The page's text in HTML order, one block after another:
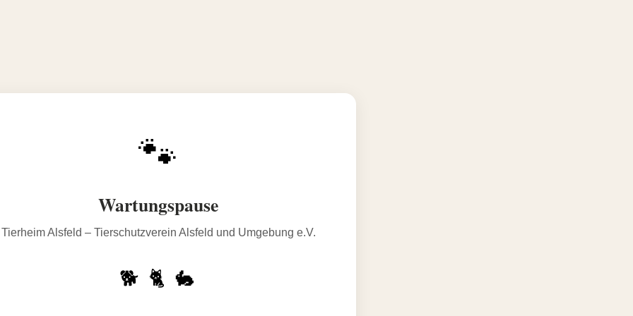
🐾
Wartungspause
Tierheim Alsfeld – Tierschutzverein Alsfeld und Umgebung e.V.
🐕 🐈 🐇